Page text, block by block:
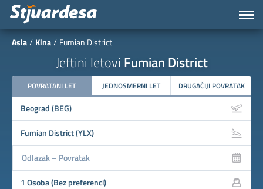
Asia Kina Fumian District
Jeftini letovi Fumian District
POVRATANI LET JEDNOSMERNI LET DRUGAČIJI POVRATAK